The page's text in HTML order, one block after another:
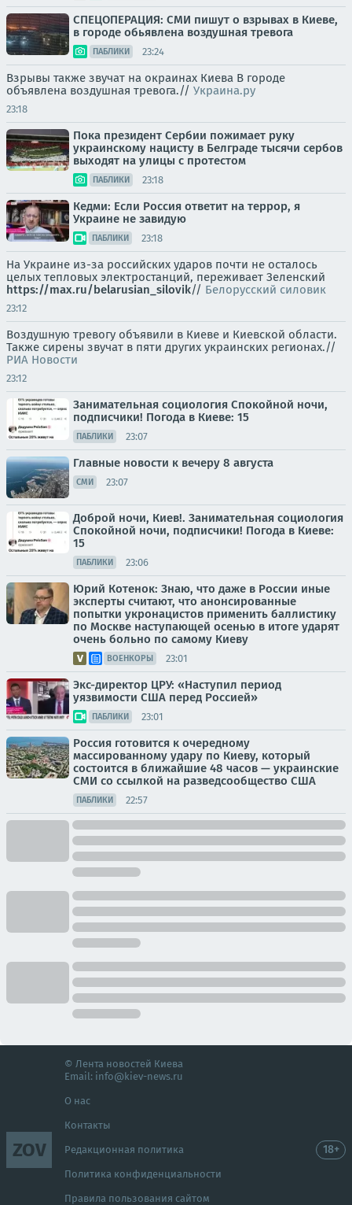
СПЕЦОПЕРАЦИЯ: СМИ пишут о взрывах в Киеве,
в городе обьявлена воздушная тревога
ПАБЛИКИ 23:24
Взрывы также звучат на окраинах Киева В городе
объявлена воздушная тревога.// Украина.ру
23:18
Пока президент Сербии пожимает руку
украинскому нацисту в Белграде тысячи сербов
выходят на улицы с протестом
ПАБЛИКИ 23:18
Кедми: Если Россия ответит на террор, я
Украине не завидую
ПАБЛИКИ 23:18
На Украине из-за российских ударов почти не осталось
целых тепловых электростанций, переживает Зеленский
https://max.ru/belarusian_silovik// Белорусский силовик
23:12
Воздушную тревогу объявили в Киеве и Киевской области.
Также сирены звучат в пяти других украинских регионах.//
РИА Новости
23:12
Занимательная социология Спокойной ночи,
подписчики! Погода в Киеве: 15
ПАБЛИКИ 23:07
Главные новости к вечеру 8 августа
СМИ 23:07
Доброй ночи, Киев!. Занимательная социология
Спокойной ночи, подписчики! Погода в Киеве:
15
ПАБЛИКИ 23:06
Юрий Котенок: Знаю, что даже в России иные
эксперты считают, что анонсированные
попытки укронацистов применить баллистику
по Москве наступающей осенью в итоге ударят
очень больно по самому Киеву
ВОЕНКОРЫ 23:01
Экс-директор ЦРУ: «Наступил период
уязвимости США перед Россией»
ПАБЛИКИ 23:01
Россия готовится к очередному
массированному удару по Киеву, который
состоится в ближайшие 48 часов — украинские
СМИ со ссылкой на разведсообщество США
ПАБЛИКИ 22:57
ZOV
© Лента новостей Киева
Email: info@kiev-news.ru
О нас
Контакты
Редакционная политика
Политика конфиденциальности
Правила пользования сайтом
18+